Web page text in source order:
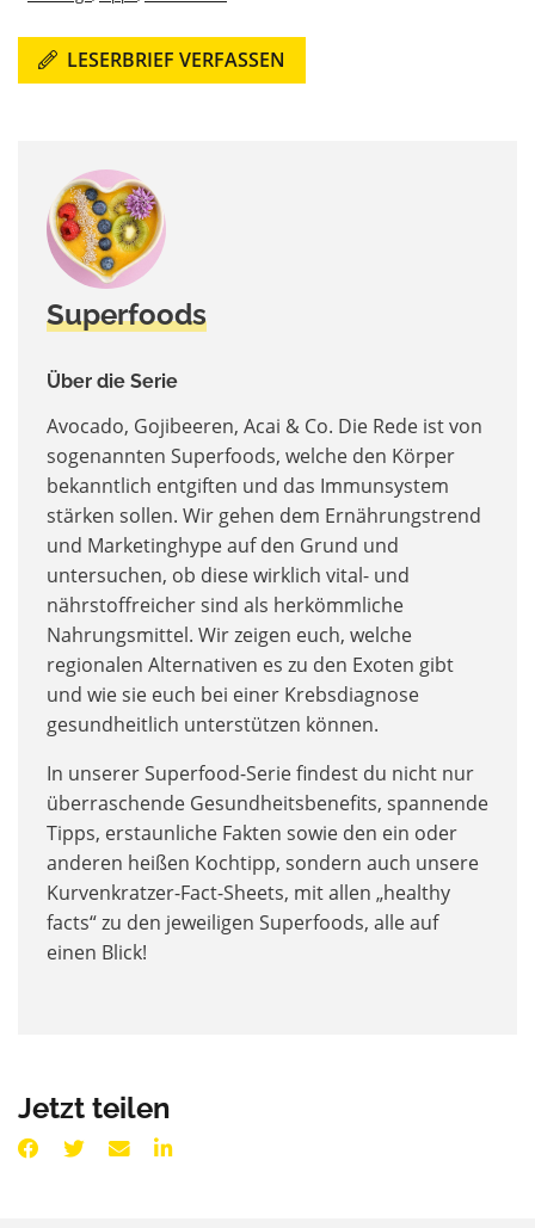
LESERBRIEF VERFASSEN
Superfoods
Über die Serie
Avocado, Gojibeeren, Acai & Co. Die Rede ist von
sogenannten Superfoods, welche den Körper
bekanntlich entgiften und das Immunsystem
stärken sollen. Wir gehen dem Ernährungstrend
und Marketinghype auf den Grund und
untersuchen, ob diese wirklich vital- und
nährstoffreicher sind als herkömmliche
Nahrungsmittel. Wir zeigen euch, welche
regionalen Alternativen es zu den Exoten gibt
und wie sie euch bei einer Krebsdiagnose
gesundheitlich unterstützen können.
In unserer Superfood-Serie findest du nicht nur
überraschende Gesundheitsbenefits, spannende
Tipps, erstaunliche Fakten sowie den ein oder
anderen heißen Kochtipp, sondern auch unsere
Kurvenkratzer-Fact-Sheets, mit allen „healthy
facts“ zu den jeweiligen Superfoods, alle auf
einen Blick!
Jetzt teilen